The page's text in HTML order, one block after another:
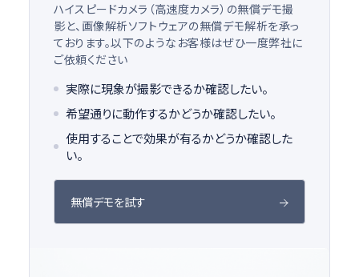
ハイスピードカメラ（高速度カメラ）の無償デモ撮
影と、画像解析ソフトウェアの無償デモ解析を承っ
ております。以下のようなお客様はぜひ一度弊社に
ご依頼ください
実際に現象が撮影できるか確認したい。
希望通りに動作するかどうか確認したい。
使用することで効果が有るかどうか確認した
い。
無償デモを試す